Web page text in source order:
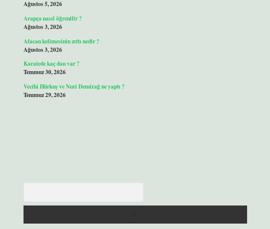
Ağustos 5, 2026
Arapça nasıl öğrenilir ?
Ağustos 3, 2026
Afacan kelimesinin zıttı nedir ?
Ağustos 3, 2026
Karatede kaç dan var ?
Temmuz 30, 2026
Vecihi Hürkuş ve Nuri Demirağ ne yaptı ?
Temmuz 29, 2026